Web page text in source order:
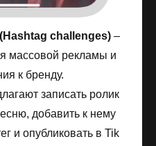
challenges) –
массовой рекламы и
к бренду.
записать ролик
добавить к нему
и опубликовать в Tik